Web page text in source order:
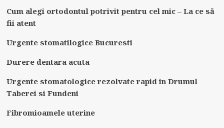
Cum alegi ortodontul potrivit pentru cel mic – La ce să
fii atent
Urgente stomatilogice Bucuresti
Durere dentara acuta
Urgente stomatologice rezolvate rapid in Drumul
Taberei si Fundeni
Fibromioamele uterine